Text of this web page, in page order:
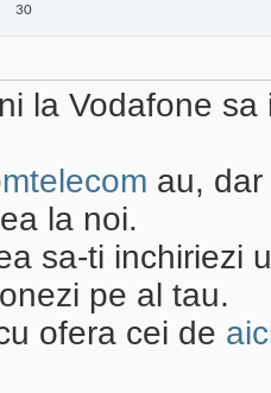
30
la Vodafone
au,
la noi.
sa-ti inchiriezi
pe al tau.
ofera cei de